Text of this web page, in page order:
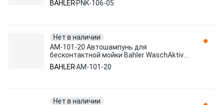
BAHLER PNK-106-05
Нет в наличии
AM-101-20 Автошампунь для
бесконтактной мойки Bahler WaschAktive
AM-101 Basis (легкие загрязнения) 2
BAHLERAM-101-20
Нет в наличии